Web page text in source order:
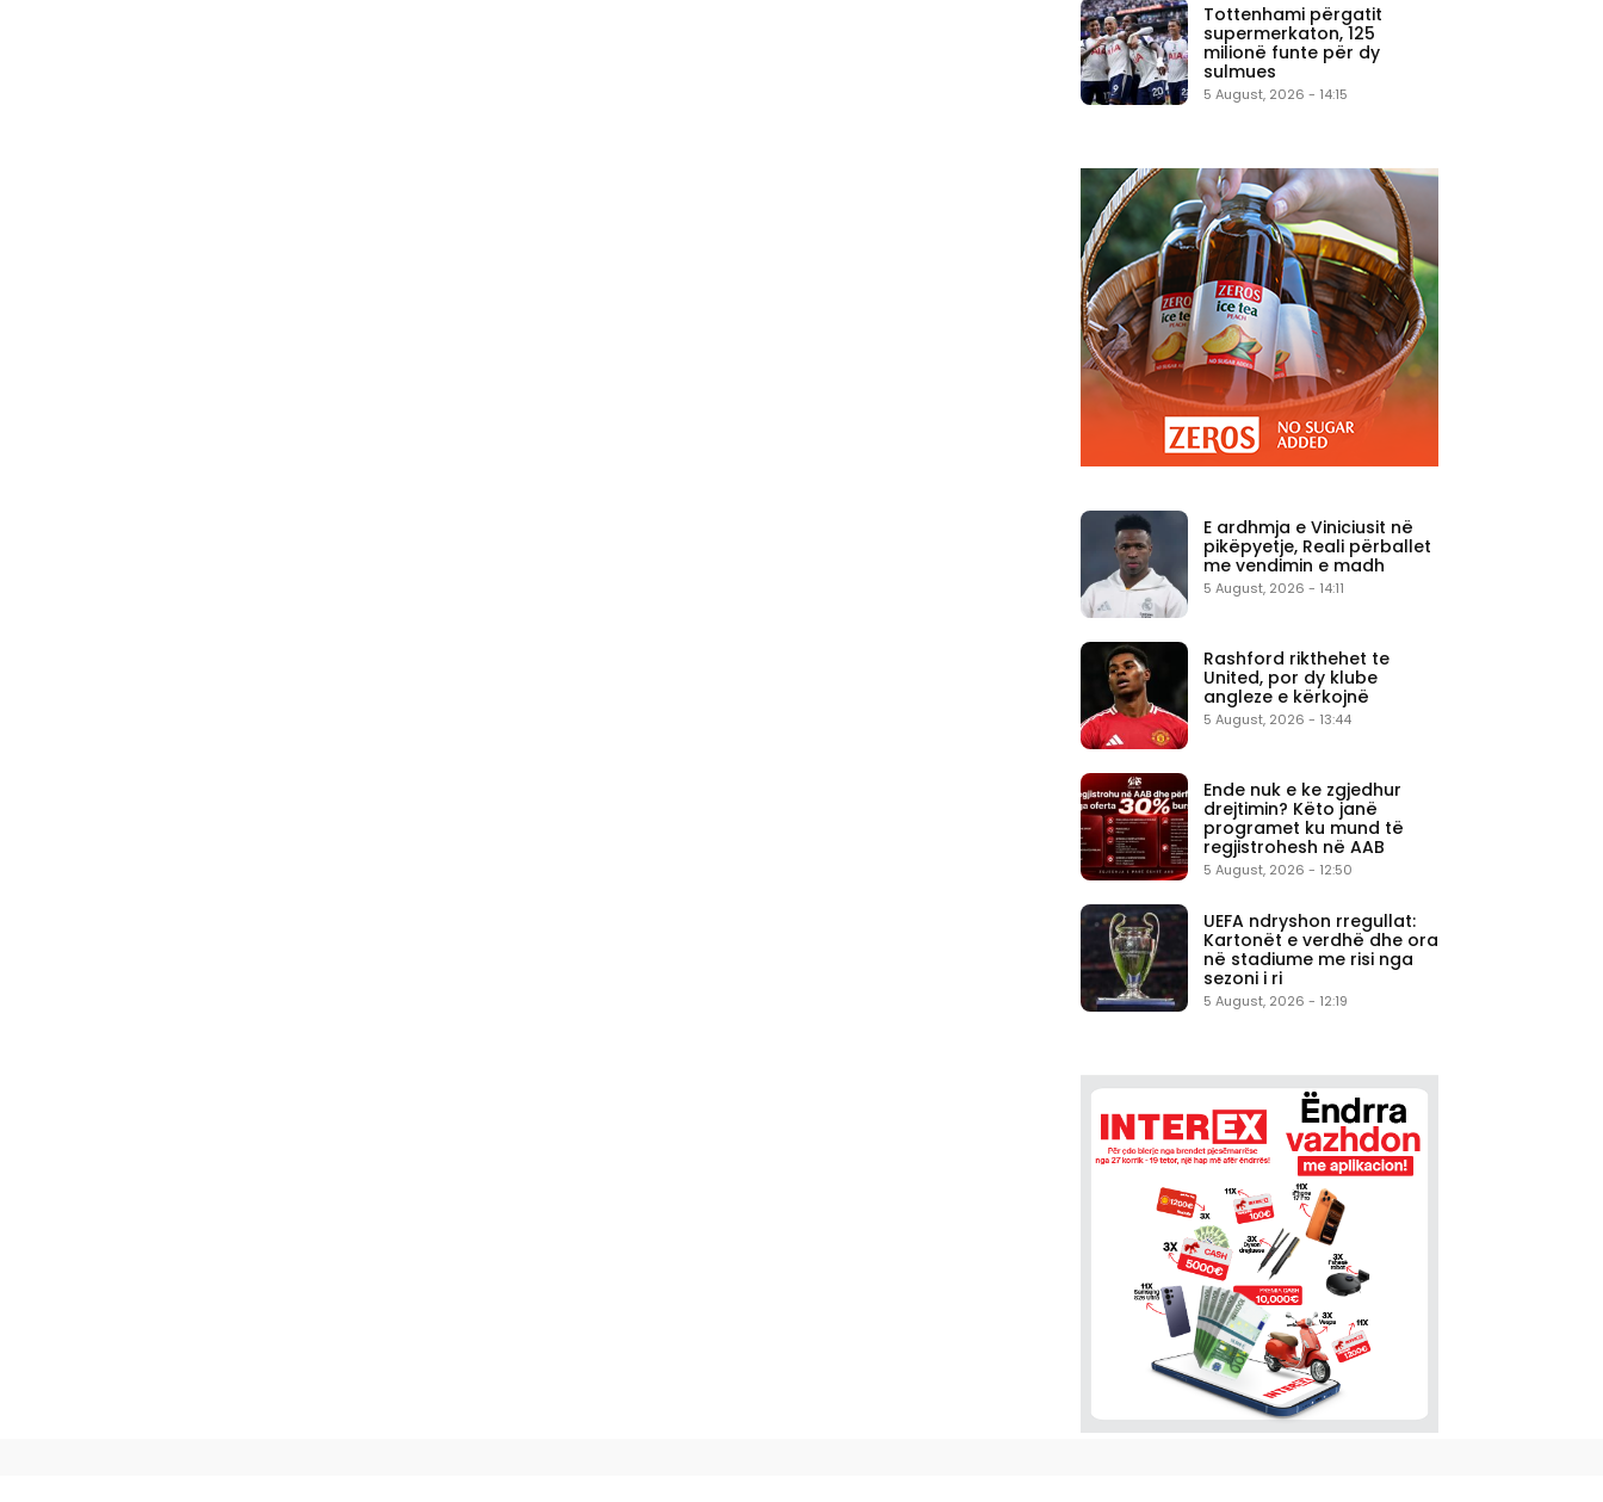
Tottenhami përgatit
supermerkaton, 125
milionë funte për dy
sulmues
5 August, 2026 - 14:15
E ardhmja e Viniciusit në
pikëpyetje, Reali përballet
me vendimin e madh
5 August, 2026 - 14:11
Rashford rikthehet te
United, por dy klube
angleze e kërkojnë
5 August, 2026 - 13:44
Ende nuk e ke zgjedhur
drejtimin? Këto janë
programet ku mund të
regjistrohesh në AAB
5 August, 2026 - 12:50
UEFA ndryshon rregullat:
Kartonët e verdhë dhe ora
në stadiume me risi nga
sezoni i ri
5 August, 2026 - 12:19